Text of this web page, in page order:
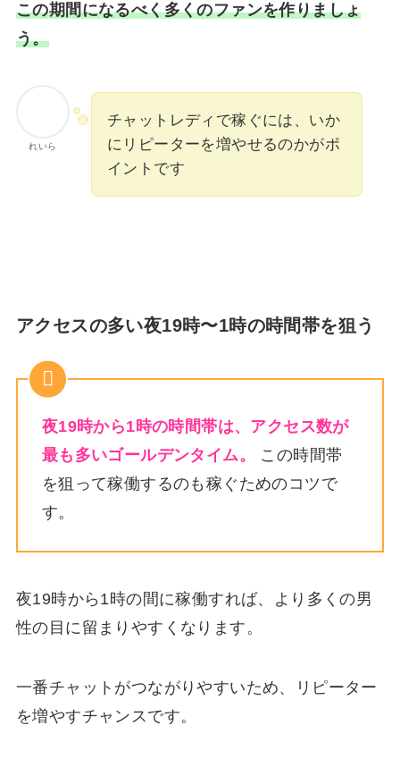
この期間になるべく多くのファンを作りましょ
う。
れいら
チャットレディで稼ぐには、いか
にリピーターを増やせるのかがポ
イントです
アクセスの多い夜19時〜1時の時間帯を狙う
夜19時から1時の時間帯は、アクセス数が
最も多いゴールデンタイム。
この時間帯
を狙って稼働するのも稼ぐためのコツで
す。
夜19時から1時の間に稼働すれば、より多くの男
性の目に留まりやすくなります。
一番チャットがつながりやすいため、リピーター
を増やすチャンスです。